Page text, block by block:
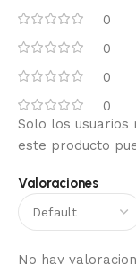
0
0
0
0
Valoraciones
No hay
Solo los usuarios
este producto